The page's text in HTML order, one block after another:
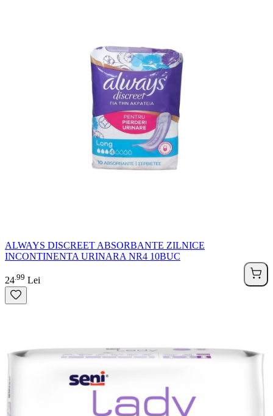
ALWAYS DISCREET ABSORBANTE ZILNICE
INCONTINENTA URINARA NR4 10BUC
24 99 Lei